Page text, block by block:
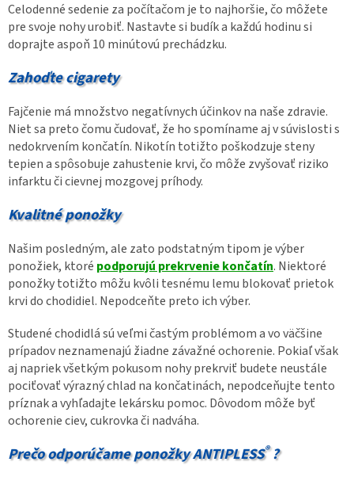
Celodenné sedenie za počítačom je to najhoršie, čo môžete
pre svoje nohy urobiť. Nastavte si budík a každú hodinu si
doprajte aspoň 10 minútovú prechádzku.
Zahoďte cigarety
Fajčenie má množstvo negatívnych účinkov na naše zdravie.
Niet sa preto čomu čudovať, že ho spomíname aj v súvislosti s
nedokrvením končatín. Nikotín totižto poškodzuje steny
tepien a spôsobuje zahustenie krvi, čo môže zvyšovať riziko
infarktu či cievnej mozgovej príhody.
Kvalitné ponožky
Našim posledným, ale zato podstatným tipom je výber
ponožiek, ktoré podporujú prekrvenie končatín. Niektoré
ponožky totižto môžu kvôli tesnému lemu blokovať prietok
krvi do chodidiel. Nepodceňte preto ich výber.
Studené chodidlá sú veľmi častým problémom a vo väčšine
prípadov neznamenajú žiadne závažné ochorenie. Pokiaľ však
aj napriek všetkým pokusom nohy prekrviť budete neustále
pociťovať výrazný chlad na končatinách, nepodceňujte tento
príznak a vyhľadajte lekársku pomoc. Dôvodom môže byť
ochorenie ciev, cukrovka či nadváha.
Prečo odporúčame ponožky ANTIPLESS®?